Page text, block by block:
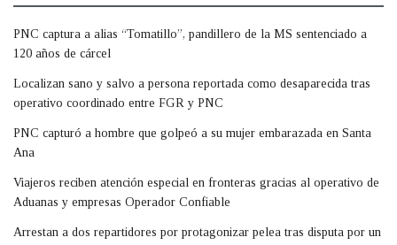
PNC captura a alias “Tomatillo”, pandillero de la MS sentenciado a
120 años de cárcel
Localizan sano y salvo a persona reportada como desaparecida tras
operativo coordinado entre FGR y PNC
PNC capturó a hombre que golpeó a su mujer embarazada en Santa
Ana
Viajeros reciben atención especial en fronteras gracias al operativo de
Aduanas y empresas Operador Confiable
Arrestan a dos repartidores por protagonizar pelea tras disputa por un